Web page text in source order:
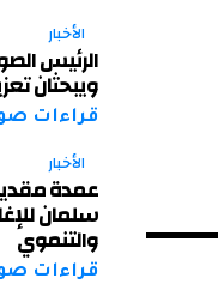
الأخبار
الرئيس
ويبحثان
قراءات
الأخبار
عمدة
سلمان
والتنموي
قراءات